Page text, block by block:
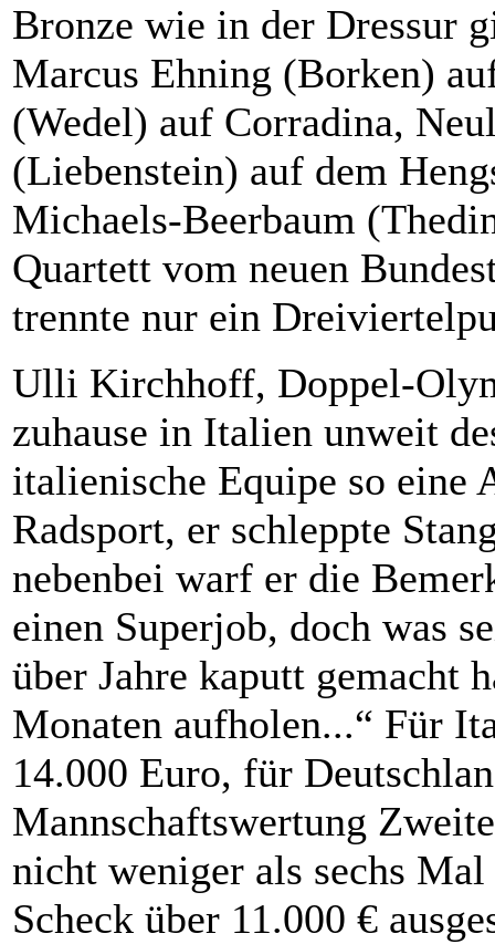
Bronze wie in der Dressur
Marcus Ehning (Borken)
(Wedel) auf Corradina,
(Liebenstein) auf dem
Michaels-Beerbaum
Quartett vom neuen
trennte nur ein
Ulli Kirchhoff, Doppel-
zuhause in Italien unweit
italienische Equipe so eine
Radsport, er schleppte
nebenbei warf er die
einen Superjob, doch was
über Jahre kaputt gemacht
Monaten aufholen...“ Für
14.000 Euro, für
Mannschaftswertung
nicht weniger als sechs
Scheck über 11.000 €